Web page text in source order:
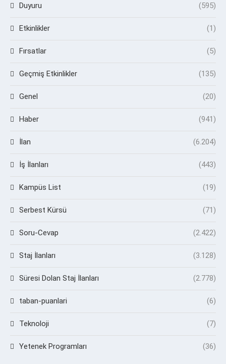
Duyuru (595)
Etkinlikler (1)
Fırsatlar (5)
Geçmiş Etkinlikler (135)
Genel (20)
Haber (941)
İlan (6.204)
İş İlanları (443)
Kampüs List (19)
Serbest Kürsü (71)
Soru-Cevap (2.422)
Staj İlanları (3.128)
Süresi Dolan Staj İlanları (2.778)
taban-puanlari (6)
Teknoloji (7)
Yetenek Programları (36)